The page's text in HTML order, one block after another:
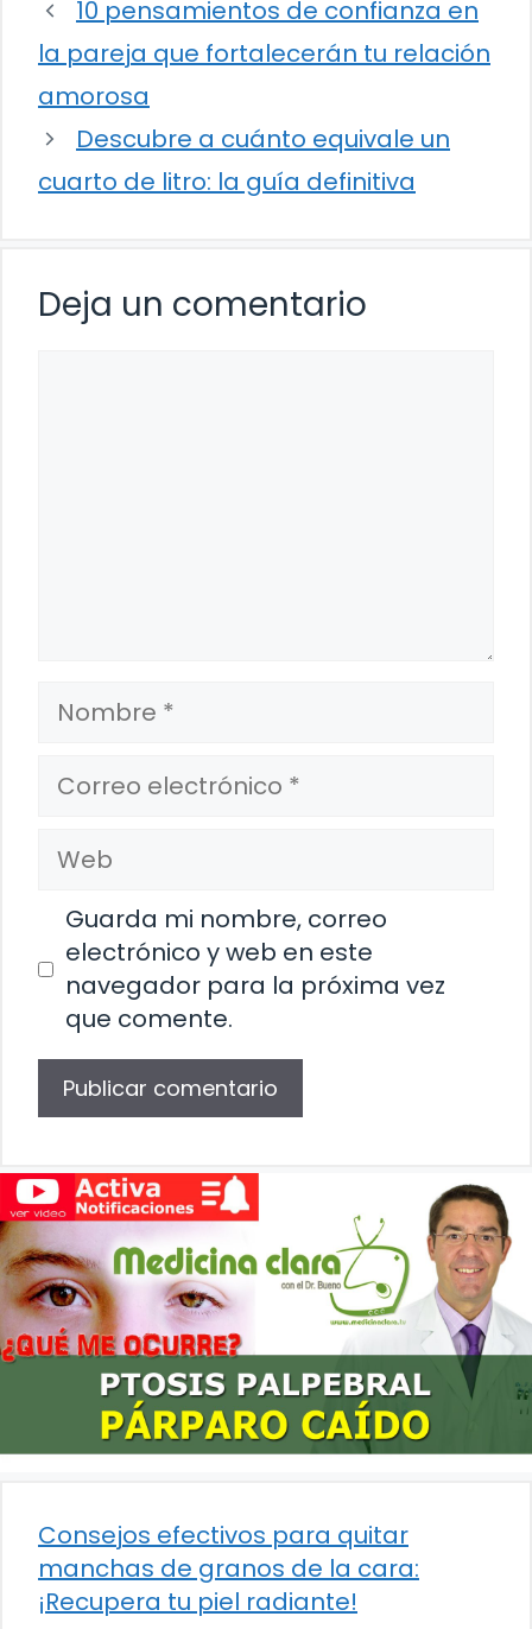
10 pensamientos de confianza en
la pareja que fortalecerán tu relación
amorosa
Descubre a cuánto equivale un
cuarto de litro: la guía definitiva
Deja un comentario
Nombre
Correo
electrónico
Web
Guarda mi nombre, correo
electrónico y web en este
navegador para la próxima vez
que comente.
Consejos efectivos para quitar
manchas de granos de la cara:
¡Recupera tu piel radiante!